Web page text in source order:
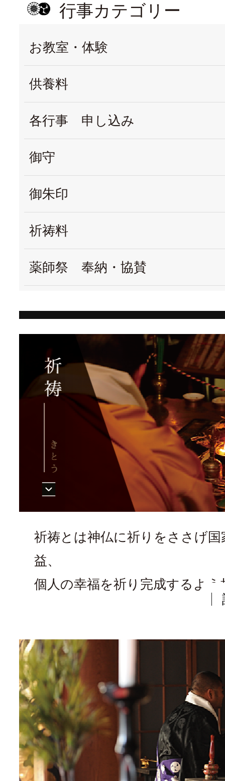
行事カテゴリー
お教室・体験
供養料
各行事 申し込み
御守
御朱印
祈祷料
薬師祭 奉納・協賛
祈祷とは神仏に祈りをささげ
益、
個人の幸福を祈り完成するよ